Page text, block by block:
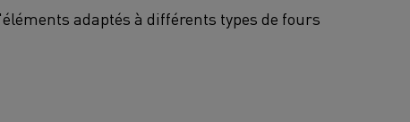
adaptés à différents types de fours